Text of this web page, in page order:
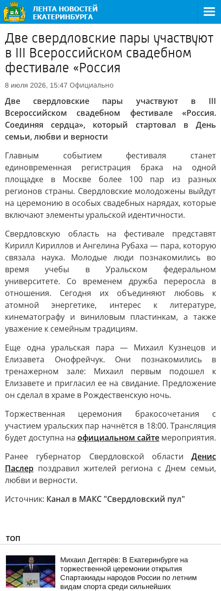
Две свердловские пары участвуют
в III Всероссийском свадебном
фестивале «Россия
8 июля 2026, 15:47 Официально
Две свердловские пары участвуют в III
Всероссийском свадебном фестивале «Россия.
Соединяя сердца», который стартовал в День
семьи, любви и верности
Главным событием фестиваля станет
единовременная регистрация брака на одной
площадке в Москве более 100 пар из разных
регионов страны. Свердловские молодожены выйдут
на церемонию в особых свадебных нарядах, которые
включают элементы уральской идентичности.
Свердловскую область на фестивале представят
Кирилл Кириллов и Ангелина Рубаха — пара, которую
связала наука. Молодые люди познакомились во
время учебы в Уральском федеральном
университете. Со временем дружба переросла в
отношения. Сегодня их объединяют любовь к
атомной энергетике, интерес к литературе,
кинематографу и виниловым пластинкам, а также
уважение к семейным традициям.
Еще одна уральская пара — Михаил Кузнецов и
Елизавета Онофрейчук. Они познакомились в
тренажерном зале: Михаил первым подошел к
Елизавете и пригласил ее на свидание. Предложение
он сделал в храме в Рождественскую ночь.
Торжественная церемония бракосочетания с
участием уральских пар начнётся в 18:00. Трансляция
будет доступна на официальном сайте мероприятия.
Ранее губернатор Свердловской области Денис
Паслер поздравил жителей региона с Днем семьи,
любви и верности.
Источник: Канал в МАКС "Свердловский пул"
ТОП
Михаил Дегтярёв: В Екатеринбурге на
торжественной церемонии открытия
Спартакиады народов России по летним
видам спорта среди сильнейших